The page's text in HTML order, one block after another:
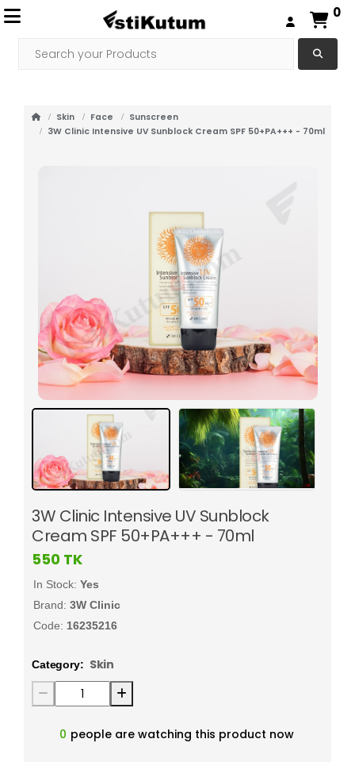
0
Skin Face
Sunscreen
3W Clinic Intensive UV Sunblock Cream SPF 50+PA+++ - 70ml
3W Clinic Intensive UV Sunblock
Cream SPF 50+PA+++ - 70ml
550 TK
In Stock: Yes
Brand: 3W Clinic
Code: 16235216
Category: Skin
0 people are watching this product now